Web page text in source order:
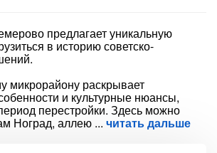
предлагает уникальную
в историю советско-
микрорайону раскрывает
и культурные нюансы,
перестройки. Здесь можно
Ноград, аллею читать дальше